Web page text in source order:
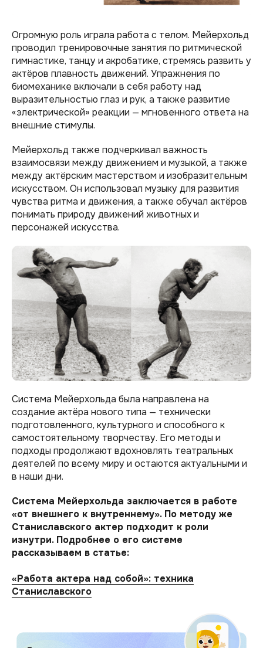
Огромную роль играла работа с телом. Мейерхольд
проводил тренировочные занятия по ритмической
гимнастике, танцу и акробатике, стремясь развить у
актёров плавность движений. Упражнения по
биомеханике включали в себя работу над
выразительностью глаз и рук, а также развитие
«электрической» реакции — мгновенного ответа на
внешние стимулы.
Мейерхольд также подчеркивал важность
взаимосвязи между движением и музыкой, а также
между актёрским мастерством и изобразительным
искусством. Он использовал музыку для развития
чувства ритма и движения, а также обучал актёров
понимать природу движений животных и
персонажей искусства.
Система Мейерхольда была направлена на
создание актёра нового типа — технически
подготовленного, культурного и способного к
самостоятельному творчеству. Его методы и
подходы продолжают вдохновлять театральных
деятелей по всему миру и остаются актуальными и
в наши дни.
Система Мейерхольда заключается в работе
«от внешнего к внутреннему». По методу же
Станиславского актер подходит к роли
изнутри. Подробнее о его системе
рассказываем в статье:
«Работа актера над собой»: техника
Станиславского